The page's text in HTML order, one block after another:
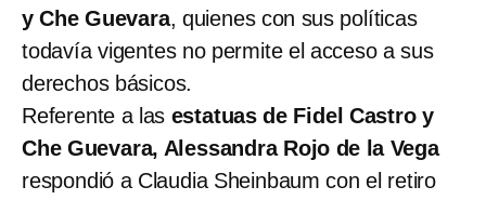
y Che Guevara, quienes con sus políticas
todavía vigentes no permite el acceso a sus
derechos básicos.
Referente a las estatuas de Fidel Castro y
Che Guevara, Alessandra Rojo de la Vega
respondió a Claudia Sheinbaum con el retiro